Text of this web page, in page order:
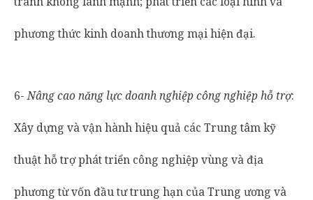
phương thức kinh doanh thương mại hiện đại.
6-Nâng cao năng lực doanh nghiệp công nghiệp hỗ trợ:
Xây dựng và vận hành hiệu quả các Trung tâm kỹ
thuật hỗ trợ phát triển công nghiệp vùng và địa
phương từ vốn đầu tư trung hạn của Trung ương và